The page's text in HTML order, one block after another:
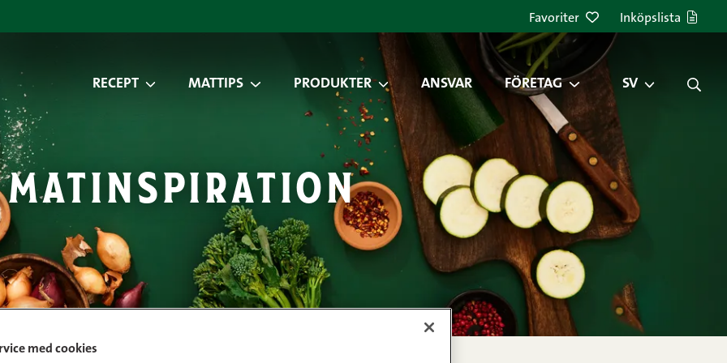
Favoriter Inköpslista
RECEPT MATTIPS PRODUKTER ANSVAR FÖRETAG SV
matinspiration
med cookies